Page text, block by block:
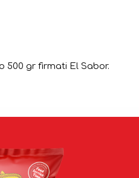
500 gr firmati El Sabor.